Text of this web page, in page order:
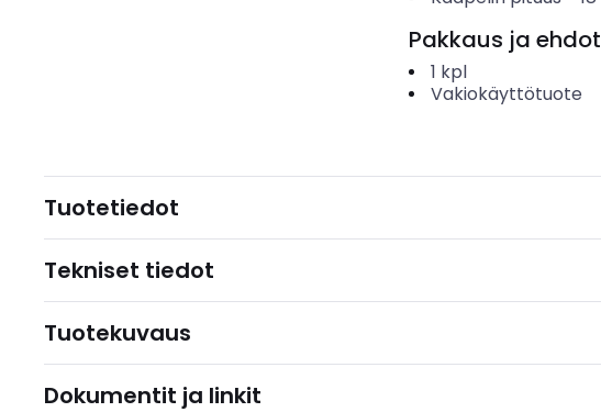
Pakkaus ja ehdot
1 kpl
Vakiokäyttötuote
Tuotetiedot
Tekniset tiedot
Tuotekuvaus
Dokumentit ja linkit